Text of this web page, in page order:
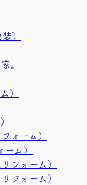
）
。
）
ォーム）
ム）
フォーム）
フォーム）